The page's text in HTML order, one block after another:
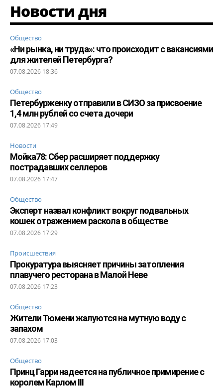
Новости дня
Общество
«Ни рынка, ни труда»: что происходит с вакансиями
для жителей Петербурга?
07.08.2026 18:36
Общество
Петербурженку отправили в СИЗО за присвоение
1,4 млн рублей со счета дочери
07.08.2026 17:49
Новости
Мойка78: Сбер расширяет поддержку
пострадавших селлеров
07.08.2026 17:47
Общество
Эксперт назвал конфликт вокруг подвальных
кошек отражением раскола в обществе
07.08.2026 17:29
Происшествия
Прокуратура выясняет причины затопления
плавучего ресторана в Малой Неве
07.08.2026 17:23
Общество
Жители Тюмени жалуются на мутную воду с
запахом
07.08.2026 17:03
Общество
Принц Гарри надеется на публичное примирение с
королем Карлом III